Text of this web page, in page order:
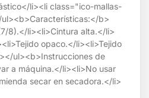
li><li class="ico-mallas-
b>
8).</li><li>Cintura alta.</li>
opaco.</li><li>Tejido
ul><b>Instrucciones de
a máquina.</li><li>No usar
secar en secadora.</li>